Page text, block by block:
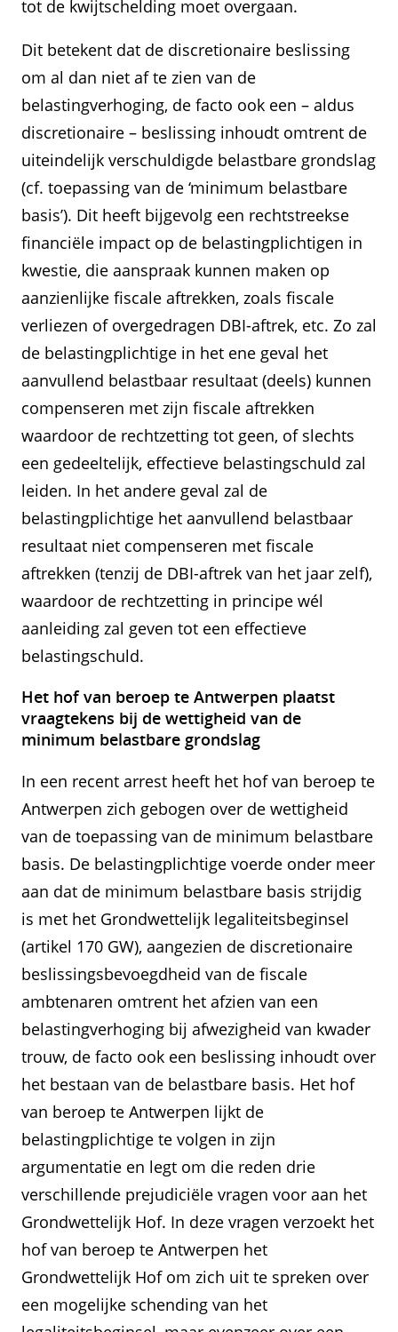
tot de kwijtschelding moet overgaan.
Dit betekent dat de discretionaire beslissing
om al dan niet af te zien van de
belastingverhoging, de facto ook een – aldus
discretionaire – beslissing inhoudt omtrent de
uiteindelijk verschuldigde belastbare grondslag
(cf. toepassing van de ‘minimum belastbare
basis’). Dit heeft bijgevolg een rechtstreekse
financiële impact op de belastingplichtigen in
kwestie, die aanspraak kunnen maken op
aanzienlijke fiscale aftrekken, zoals fiscale
verliezen of overgedragen DBI-aftrek, etc. Zo zal
de belastingplichtige in het ene geval het
aanvullend belastbaar resultaat (deels) kunnen
compenseren met zijn fiscale aftrekken
waardoor de rechtzetting tot geen, of slechts
een gedeeltelijk, effectieve belastingschuld zal
leiden. In het andere geval zal de
belastingplichtige het aanvullend belastbaar
resultaat niet compenseren met fiscale
aftrekken (tenzij de DBI-aftrek van het jaar zelf),
waardoor de rechtzetting in principe wél
aanleiding zal geven tot een effectieve
belastingschuld.
Het hof van beroep te Antwerpen plaatst
vraagtekens bij de wettigheid van de
minimum belastbare grondslag
In een recent arrest heeft het hof van beroep te
Antwerpen zich gebogen over de wettigheid
van de toepassing van de minimum belastbare
basis. De belastingplichtige voerde onder meer
aan dat de minimum belastbare basis strijdig
is met het Grondwettelijk legaliteitsbeginsel
(artikel 170 GW), aangezien de discretionaire
beslissingsbevoegdheid van de fiscale
ambtenaren omtrent het afzien van een
belastingverhoging bij afwezigheid van kwader
trouw, de facto ook een beslissing inhoudt over
het bestaan van de belastbare basis. Het hof
van beroep te Antwerpen lijkt de
belastingplichtige te volgen in zijn
argumentatie en legt om die reden drie
verschillende prejudiciële vragen voor aan het
Grondwettelijk Hof. In deze vragen verzoekt het
hof van beroep te Antwerpen het
Grondwettelijk Hof om zich uit te spreken over
een mogelijke schending van het